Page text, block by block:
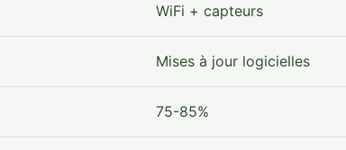
WiFi + capteurs
Mises à jour logicielles
75-85%